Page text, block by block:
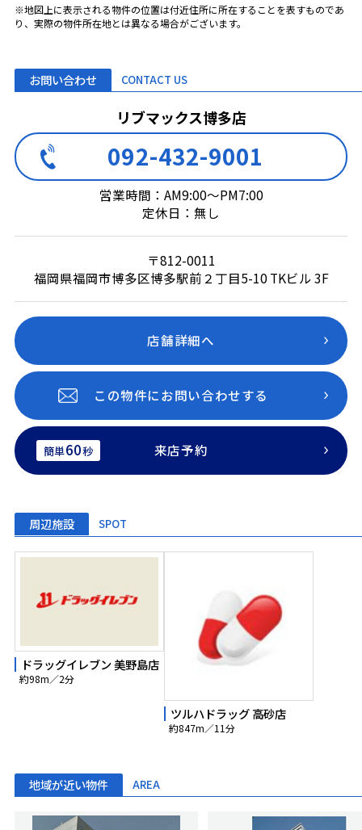
※地図上に表示される物件の位置は付近住所に所在することを表すものであ
り、実際の物件所在地とは異なる場合がございます。
お問い合わせ CONTACT US
リブマックス博多店
092-432-9001
営業時間：AM9:00～PM7:00
定休日：無し
〒812-0011
福岡県福岡市博多区博多駅前２丁目5-10 TKビル 3F
店舗詳細へ
この物件にお問い合わせする
簡単60秒 来店予約
周辺施設 SPOT
ドラッグイレブン 美野島店
約98m／2分
ツルハドラッグ 高砂店
約847m／11分
地域が近い物件 AREA